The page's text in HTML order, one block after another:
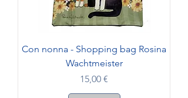
Con nonna - Shopping bag Rosina
Wachtmeister
Prezzo
15,00 €